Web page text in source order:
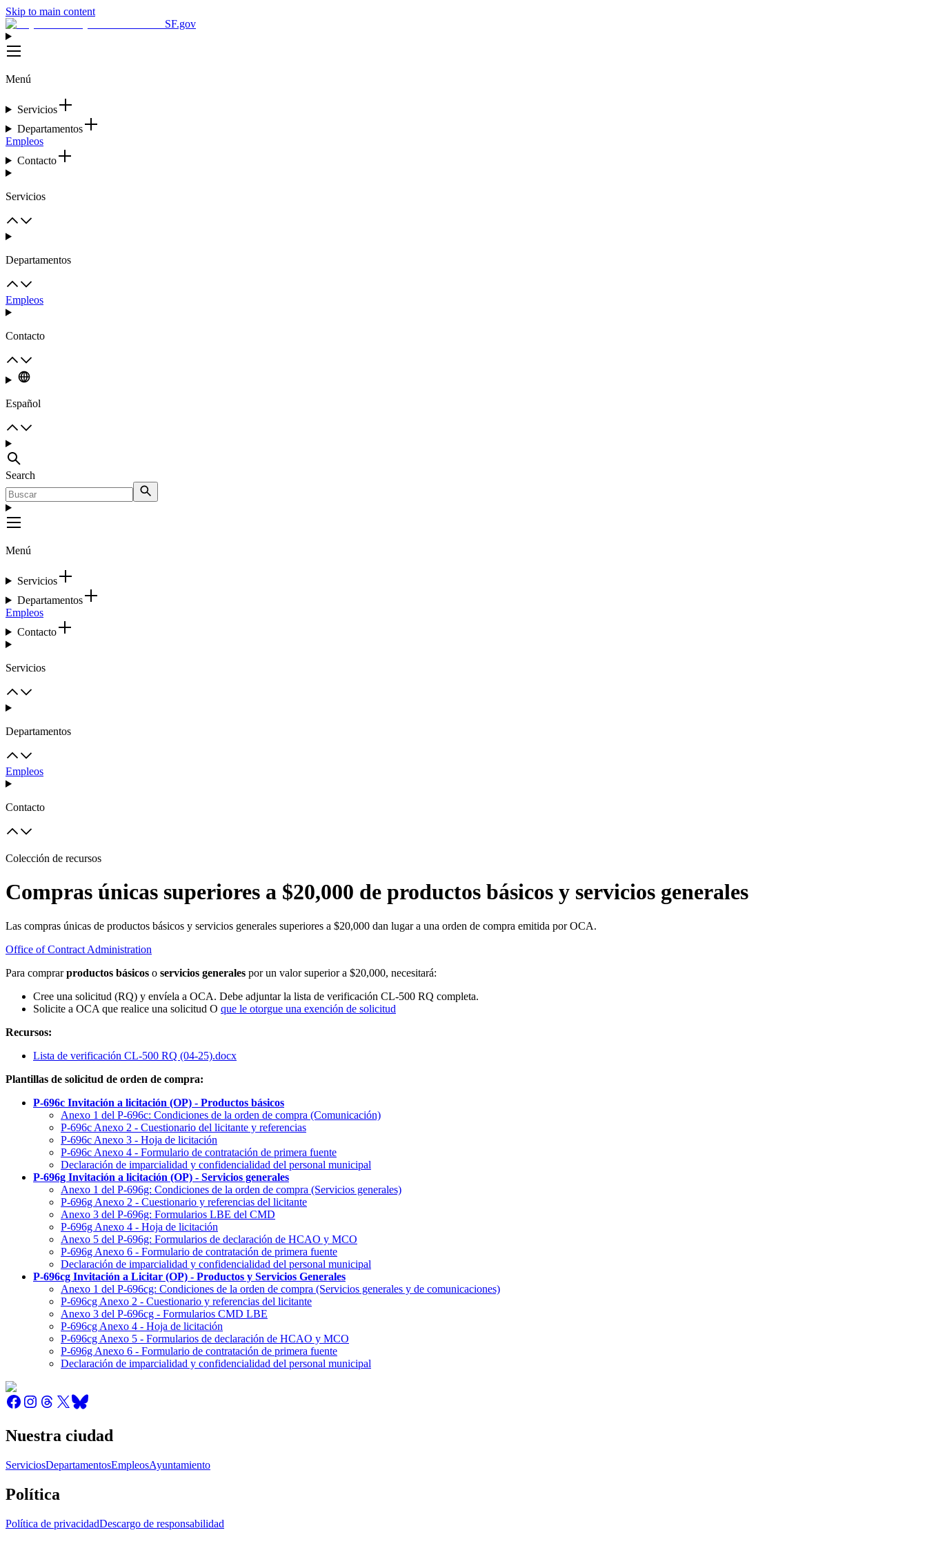
Skip to main content
SF.gov
Menú
Servicios
Departamentos
Empleos
Contacto
Servicios
Departamentos
Empleos
Contacto
Español
Search
Menú
Servicios
Departamentos
Empleos
Contacto
Servicios
Departamentos
Empleos
Contacto
Colección de recursos
Compras únicas superiores a $20,000 de productos básicos y servicios generales
Las compras únicas de productos básicos y servicios generales superiores a $20,000 dan lugar a una orden de compra emitida por OCA.
Office of Contract Administration
Para comprarproductos básicos o servicios generales por un valor superior a $20,000, necesitará:
Cree una solicitud (RQ) y envíela a OCA. Debe adjuntar la lista de verificación CL-500 RQ completa.
Solicite a OCA que realice una solicitud O que le otorgue una exención de solicitud
Recursos:
Lista de verificación CL-500 RQ (04-25).docx
Plantillas de solicitud de orden de compra:
P-696c Invitación a licitación (OP) - Productos básicos
Anexo 1 del P-696c: Condiciones de la orden de compra (Comunicación)
P-696c Anexo 2 - Cuestionario del licitante y referencias
P-696c Anexo 3 - Hoja de licitación
P-696c Anexo 4 - Formulario de contratación de primera fuente
Declaración de imparcialidad y confidencialidad del personal municipal
P-696g Invitación a licitación (OP) - Servicios generales
Anexo 1 del P-696g: Condiciones de la orden de compra (Servicios generales)
P-696g Anexo 2 - Cuestionario y referencias del licitante
Anexo 3 del P-696g: Formularios LBE del CMD
P-696g Anexo 4 - Hoja de licitación
Anexo 5 del P-696g: Formularios de declaración de HCAO y MCO
P-696g Anexo 6 - Formulario de contratación de primera fuente
Declaración de imparcialidad y confidencialidad del personal municipal
P-696cg Invitación a Licitar (OP) - Productos y Servicios Generales
Anexo 1 del P-696cg: Condiciones de la orden de compra (Servicios generales y de comunicaciones)
P-696cg Anexo 2 - Cuestionario y referencias del licitante
Anexo 3 del P-696cg - Formularios CMD LBE
P-696cg Anexo 4 - Hoja de licitación
P-696cg Anexo 5 - Formularios de declaración de HCAO y MCO
P-696g Anexo 6 - Formulario de contratación de primera fuente
Declaración de imparcialidad y confidencialidad del personal municipal
Nuestra ciudad
ServiciosDepartamentosEmpleosAyuntamiento
Política
Política de privacidadDescargo de responsabilidad